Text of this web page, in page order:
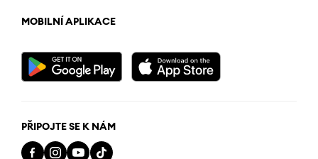
MOBILNÍ APLIKACE
PŘIPOJTE SE K NÁM